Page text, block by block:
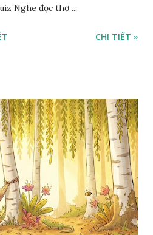
Nghe đọc thơ ...
CHI TIẾT »